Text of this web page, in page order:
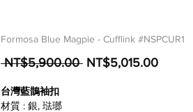
Formosa Blue Magpie - Cufflink #NSPCUR1
NT$5,900.00 一NT$5,015.00促
台灣藍鵲袖扣
材質 : 銀, 琺瑯